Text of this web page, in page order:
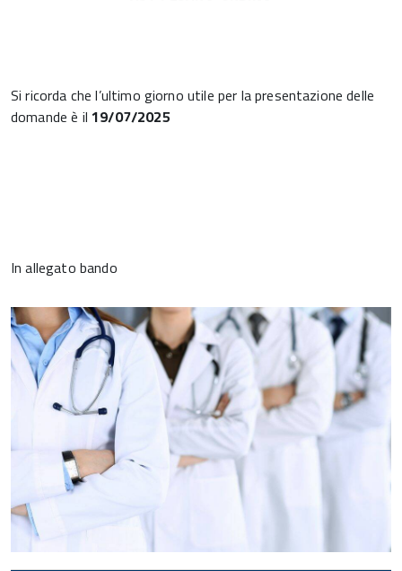
Si ricorda che l’ultimo giorno utile per la presentazione delle
domande è il19/07/2025
In allegato bando